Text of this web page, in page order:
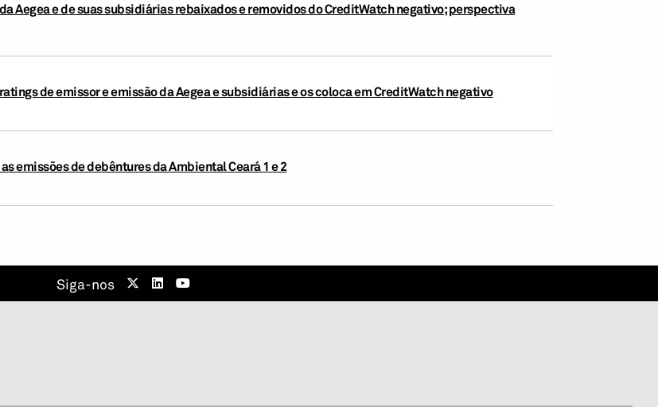
Aegea e de suas subsidiárias rebaixados e removidos do CreditWatch negativo; perspectiva
de emissor e emissão da Aegea e subsidiárias e os coloca em CreditWatch negativo
emissões de debêntures da Ambiental Ceará 1 e 2
Siga-nos